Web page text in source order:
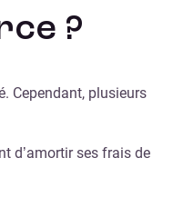
?
Cependant, plusieurs
d’amortir ses frais de